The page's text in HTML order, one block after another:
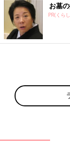
お墓
PR(くら